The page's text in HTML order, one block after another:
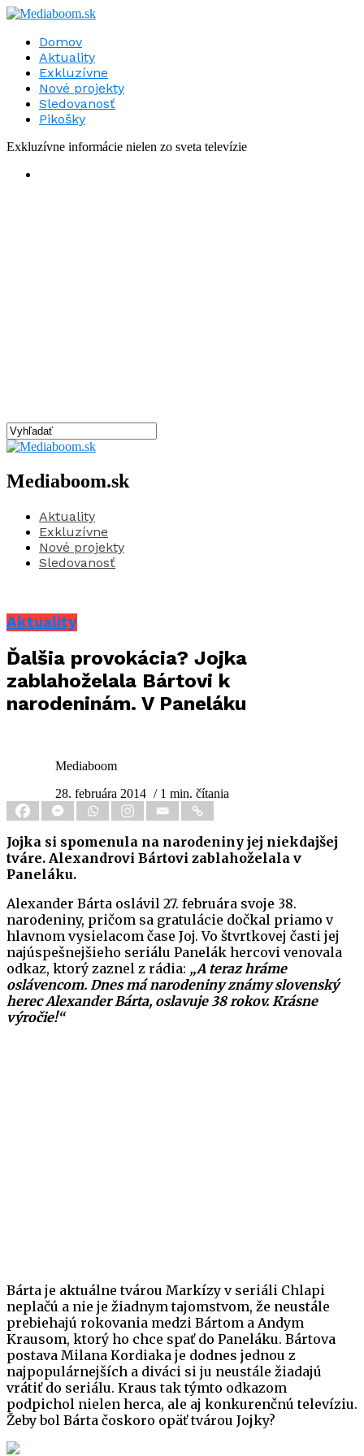
Domov
Aktuality
Exkluzívne
Nové projekty
Sledovanosť
Pikošky
Exkluzívne informácie nielen zo sveta televízie
Mediaboom.sk
Aktuality
Exkluzívne
Nové projekty
Sledovanosť
Aktuality
Ďalšia provokácia? Jojka
zablahoželala Bártovi k
narodeninám. V Paneláku
Mediaboom
28. februára 2014 / 1 min. čítania
Jojka si spomenula na narodeniny jej niekdajšej
tváre. Alexandrovi Bártovi zablahoželala v
Paneláku.
Alexander Bárta oslávil 27. februára svoje 38.
narodeniny, pričom sa gratulácie dočkal priamo v
hlavnom vysielacom čase Joj. Vo štvrtkovej časti jej
najúspešnejšieho seriálu Panelák hercovi venovala
odkaz, ktorý zaznel z rádia: „A teraz hráme
oslávencom. Dnes má narodeniny známy slovenský
herec Alexander Bárta, oslavuje 38 rokov. Krásne
výročie!“
Bárta je aktuálne tvárou Markízy v seriáli Chlapi
neplačú a nie je žiadnym tajomstvom, že neustále
prebiehajú rokovania medzi Bártom a Andym
Krausom, ktorý ho chce spať do Paneláku. Bártova
postava Milana Kordiaka je dodnes jednou z
najpopulárnejších a diváci si ju neustále žiadajú
vrátiť do seriálu. Kraus tak týmto odkazom
podpichol nielen herca, ale aj konkurenčnú televíziu.
Žeby bol Bárta čoskoro opäť tvárou Jojky?